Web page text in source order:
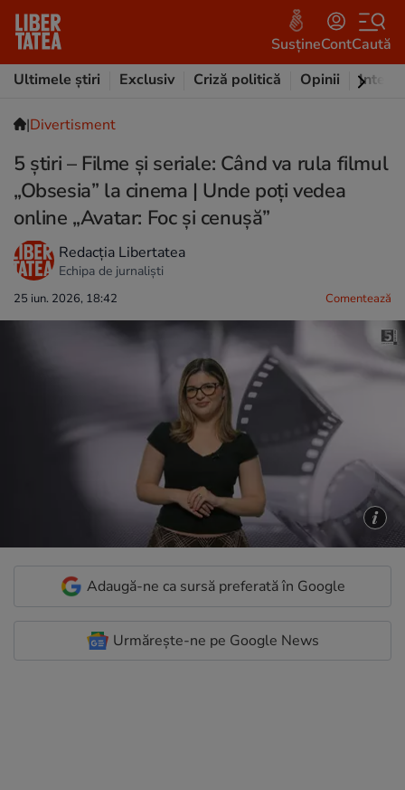
SusțineContCaută
Ultimele știri
Exclusiv Criză politică Opinii
|Divertisment
5 știri – Filme și seriale: Când va rula filmul
„Obsesia” la cinema | Unde poţi vedea
online „Avatar: Foc și cenușă”
Redacția Libertatea
Echipa de jurnaliști
25 iun. 2026, 18:42 Comentează
Adaugă-ne ca sursă preferată în Google
Urmărește-ne pe Google News